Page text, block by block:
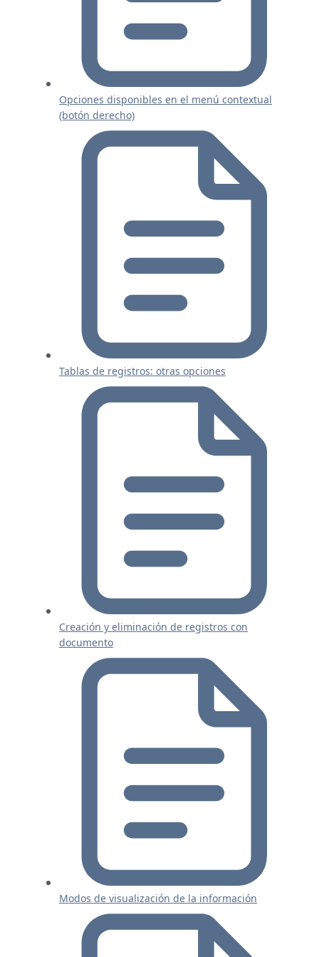
Opciones disponibles en el menú contextual
(botón derecho)
Tablas de registros: otras opciones
Creación y eliminación de registros con
documento
Modos de visualización de la información